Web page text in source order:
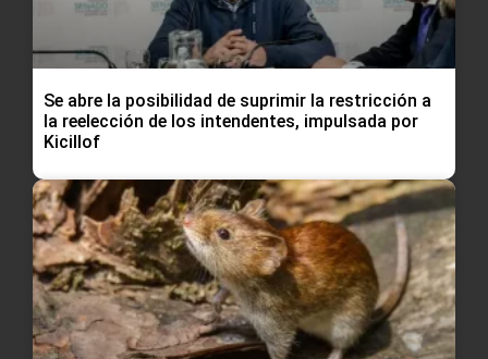
Se abre la posibilidad de suprimir la restricción a
la reelección de los intendentes, impulsada por
Kicillof